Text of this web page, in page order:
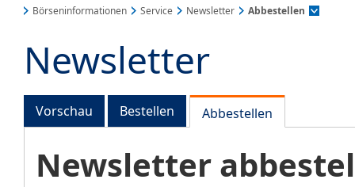
Börseninformationen Service Newsletter Abbestellen
Newsletter
Vorschau Bestellen Abbestellen
Newsletter